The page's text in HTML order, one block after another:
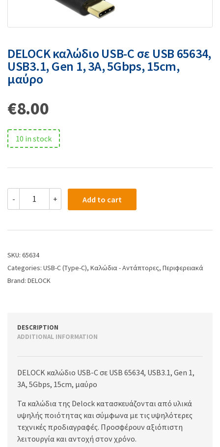
DELOCK καλώδιο USB-C σε USB 65634,
USB3.1, Gen 1, 3A, 5Gbps, 15cm,
μαύρο
€8.00
10 in stock
- + Add to cart
SKU: 65634
Categories: USB-C (Type-C), Καλώδια - Αντάπτορες, Περιφερειακά
Brand: DELOCK
DESCRIPTION
ADDITIONAL INFORMATION
DELOCK καλώδιο USB-C σε USB 65634, USB3.1, Gen 1,
3A, 5Gbps, 15cm, μαύρο
Τα καλώδια της Delock κατασκευάζονται από υλικά
υψηλής ποιότητας και σύμφωνα με τις υψηλότερες
τεχνικές προδιαγραφές. Προσφέρουν αξιόπιστη
λειτουργία και αντοχή στον χρόνο.